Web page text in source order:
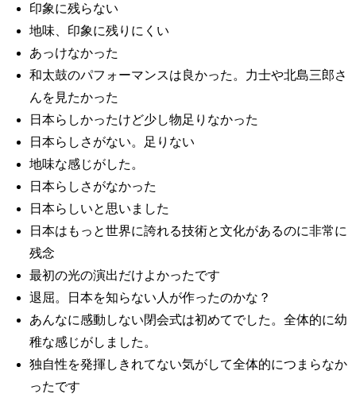
印象に残らない
地味、印象に残りにくい
あっけなかった
和太鼓のパフォーマンスは良かった。力士や北島三郎さ
んを見たかった
日本らしかったけど少し物足りなかった
日本らしさがない。足りない
地味な感じがした。
日本らしさがなかった
日本らしいと思いました
日本はもっと世界に誇れる技術と文化があるのに非常に
残念
最初の光の演出だけよかったです
退屈。日本を知らない人が作ったのかな？
あんなに感動しない閉会式は初めてでした。全体的に幼
稚な感じがしました。
独自性を発揮しきれてない気がして全体的につまらなか
ったです